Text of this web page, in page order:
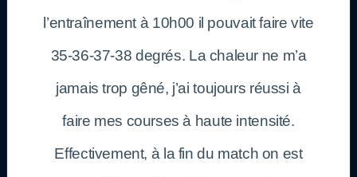
l’entraînement à 10h00 il pouvait faire vite
35-36-37-38 degrés. La chaleur ne m’a
jamais trop gêné, j’ai toujours réussi à
faire mes courses à haute intensité.
Effectivement, à la fin du match on est